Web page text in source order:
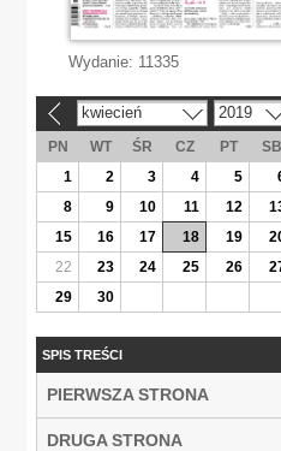
Wydanie: 11335
kwiecień 2019
PN WT ŚR CZ PT SB
1
2 3 4 5
8
9 10 11 12
15
16 17 18 19
22
23 24 25 26
29
30
SPIS TREŚCI
PIERWSZA STRONA
DRUGA STRONA